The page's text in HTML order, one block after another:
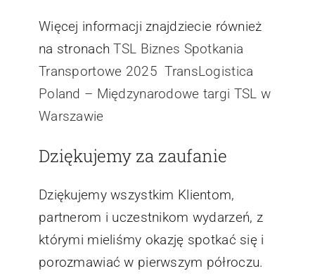
Więcej informacji znajdziecie również
na stronachTSL Biznes Spotkania
Transportowe 2025 TransLogistica
Poland – Międzynarodowe targi TSL w
Warszawie
Dziękujemy za zaufanie
Dziękujemy wszystkim Klientom,
partnerom i uczestnikom wydarzeń, z
którymi mieliśmy okazję spotkać się i
porozmawiać w pierwszym półroczu.